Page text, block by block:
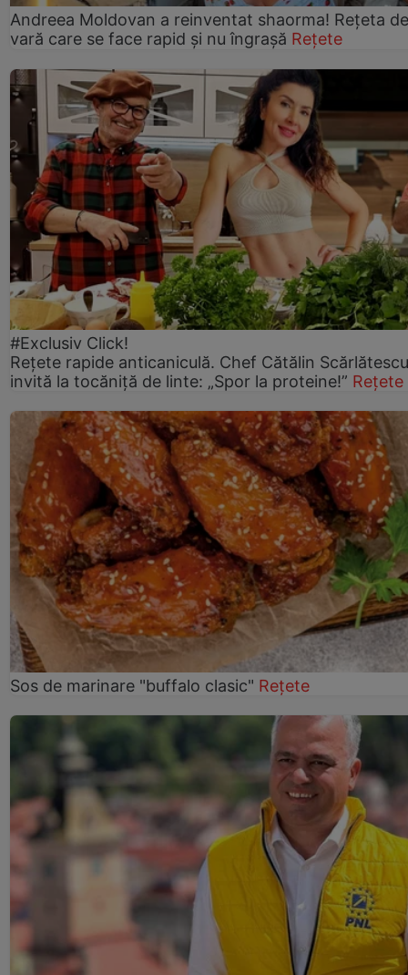
Andreea Moldovan a reinventat shaorma! Rețeta de
vară care se face rapid și nu îngrașă Rețete
#Exclusiv Click!
Rețete rapide anticaniculă. Chef Cătălin
invită la tocăniță de linte: „Spor la proteine!” Rețete
Sos de marinare "buffalo clasic" Rețete